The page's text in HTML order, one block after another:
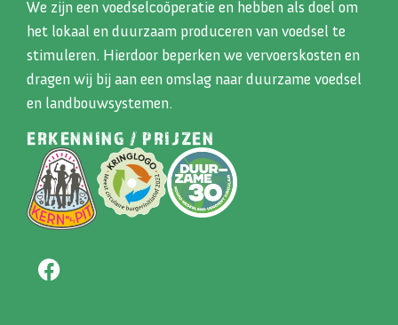
We zijn een voedselcoöperatie en hebben als doel om
het lokaal en duurzaam produceren van voedsel te
stimuleren. Hierdoor beperken we vervoerskosten en
dragen wij bij aan een omslag naar duurzame voedsel
en landbouwsystemen.
ERKENNING / PRIJZEN